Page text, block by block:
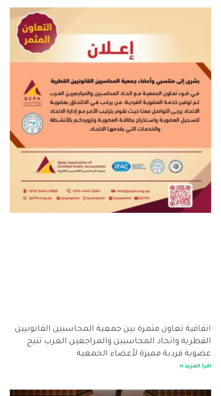
اتفاقية تعاون مثمرة بين جمعية المحاسبين القانونيين
القطرية واتحاد المحاسبين والمراجعين العرب تتيح
عضوية فردية مميزة لأعضاء الجمعية
اقرا المزيد »